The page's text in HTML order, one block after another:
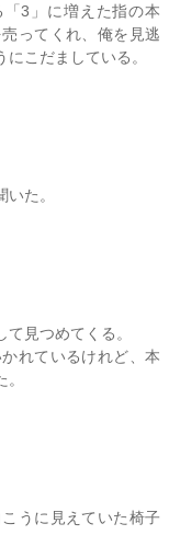
3」に増えた指の本
ってくれ、俺を見逃
こだましている。
た。
見つめてくる。
れているけれど、本
うに見えていた椅子